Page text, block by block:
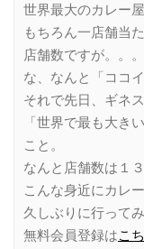
世界最大のカレー
もちろん一店舗当
店舗数ですが。。。
な、なんと「ココ
それで先日、ギネ
「世界で最も大き
こと。
なんと店舗数は１
こんな身近にカレ
久しぶりに行って
無料会員登録はこ